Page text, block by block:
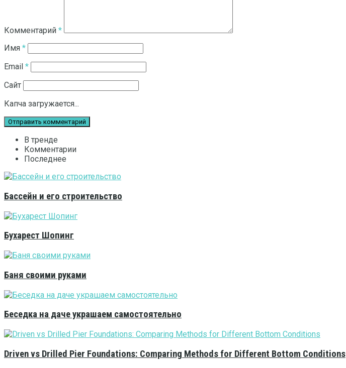
Комментарий *
Имя *
Email *
Сайт
Капча загружается...
В тренде
Комментарии
Последнее
Бассейн и его строительство
Бухарест Шопинг
Баня своими руками
Беседка на даче украшаем самостоятельно
Driven vs Drilled Pier Foundations: Comparing Methods for Different Bottom Conditions